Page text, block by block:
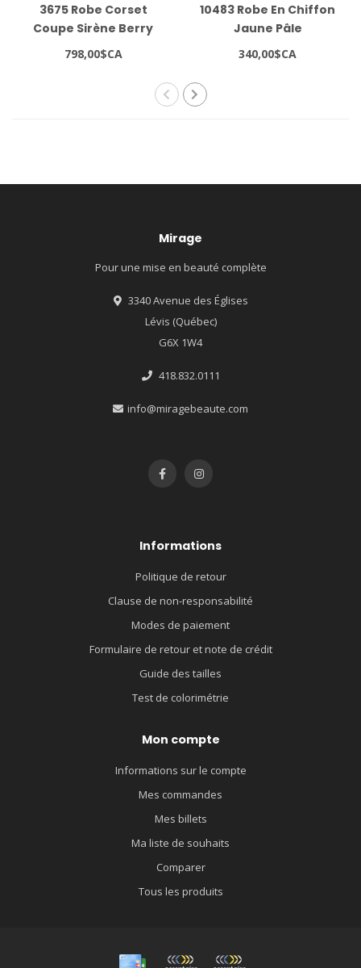
3675 Robe Corset
Coupe Sirène Berry
798,00$CA
10483 Robe En Chiffon
Jaune Pâle
340,00$CA
Mirage
Pour une mise en beauté complète
3340 Avenue des Églises
Lévis (Québec)
G6X 1W4
418.832.0111
info@miragebeaute.com
Informations
Politique de retour
Clause de non-responsabilité
Modes de paiement
Formulaire de retour et note de crédit
Guide des tailles
Test de colorimétrie
Mon compte
Informations sur le compte
Mes commandes
Mes billets
Ma liste de souhaits
Comparer
Tous les produits